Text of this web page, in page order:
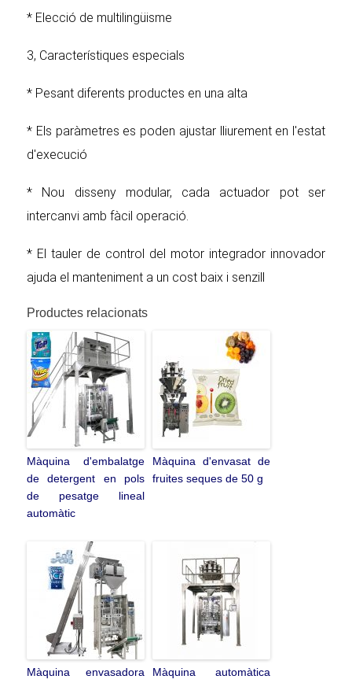
* Elecció de multilingüisme
3, Característiques especials
* Pesant diferents productes en una alta
* Els paràmetres es poden ajustar lliurement en l'estat
d'execució
* Nou disseny modular, cada actuador pot ser
intercanvi amb fàcil operació.
* El tauler de control del motor integrador innovador
ajuda el manteniment a un cost baix i senzill
Productes relacionats
Màquina d'embalatge
de detergent en pols
de pesatge lineal
automàtic
Màquina d'envasat de
fruites seques de 50 g
Màquina envasadora
Màquina automàtica